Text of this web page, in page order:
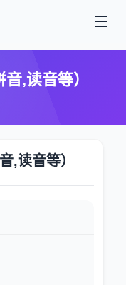
,读音等）
,读音等）